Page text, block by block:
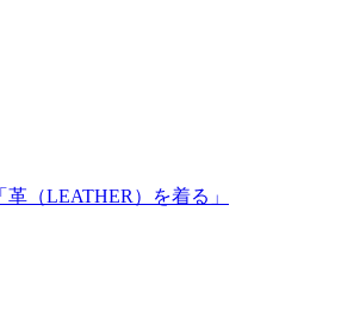
（LEATHER）を着る」